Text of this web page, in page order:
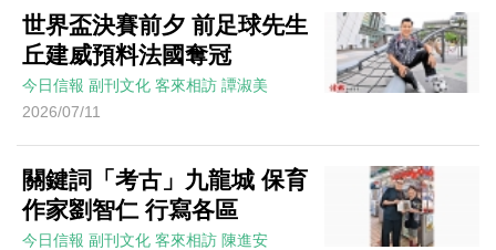
世界盃決賽前夕 前足球先生
丘建威預料法國奪冠
今日信報 副刊文化 客來相訪 譚淑美
2026/07/11
關鍵詞「考古」九龍城 保育
作家劉智仁 行寫各區
今日信報 副刊文化 客來相訪 陳進安